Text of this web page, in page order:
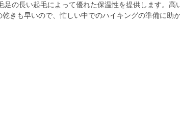
毛足の長い起毛によって優れた保温性を提供します。
きも早いので、忙しい中でのハイキングの準備に助か